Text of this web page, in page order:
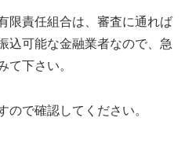
限責任組合は、審査に通れば
込可能な金融業者なので、急
て下さい。
ので確認してください。